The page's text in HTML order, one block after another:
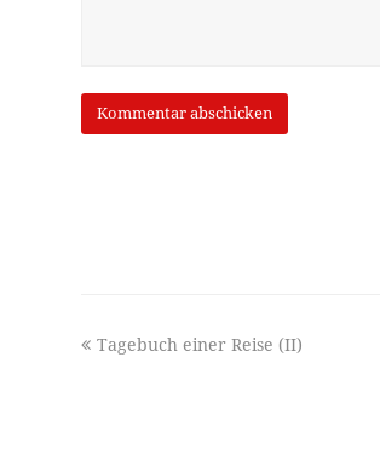
previous
Tagebuch einer Reise (II)